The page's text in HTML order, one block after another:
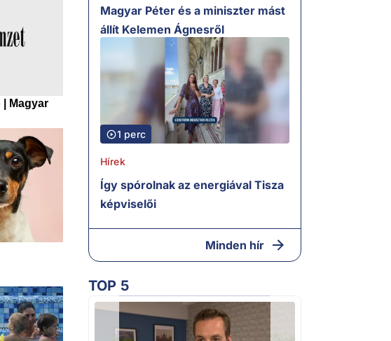
Magyar Péter és a miniszter mást
állít Kelemen Ágnesről
1 perc
Hírek
Így spórolnak az energiával Tisza
képviselői
Minden hír
TOP 5